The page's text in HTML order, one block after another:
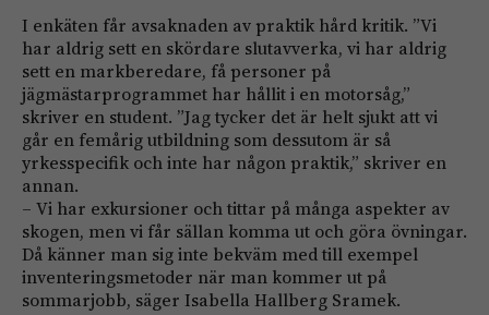
I enkäten får avsaknaden av praktik hård kritik. ”Vi
har aldrig sett en skördare slutavverka, vi har aldrig
sett en markberedare, få personer på
jägmästarprogrammet har hållit i en motorsåg,”
skriver en student. ”Jag tycker det är helt sjukt att vi
går en femårig utbildning som dessutom är så
yrkesspecifik och inte har någon praktik,” skriver en
annan.
– Vi har exkursioner och tittar på många aspekter av
skogen, men vi får sällan komma ut och göra övningar.
Då känner man sig inte bekväm med till exempel
inventeringsmetoder när man kommer ut på
sommarjobb, säger Isabella Hallberg Sramek.